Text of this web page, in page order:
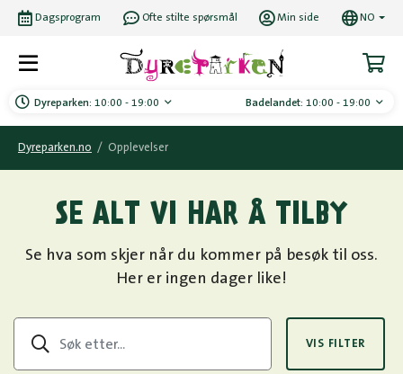
Dyreparken: 10:00 - 19:00 Badelandet: 10:00 - 19:00
Dagsprogram Ofte stilte spørsmål Min side NO
Dyreparken.no / Opplevelser
SE ALT VI HAR Å TILBY
Se hva som skjer når du kommer på besøk til oss.
Her er ingen dager like!
VIS FILTER